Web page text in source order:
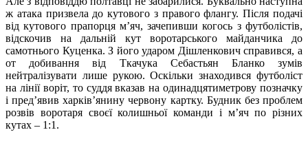
ж атака призвела до кутового з правого флангу. Після подачі
від кутового прапорця м’яч, зачепивши когось з футболістів,
відскочив на дальній кут воротарського майданчика до
самотнього Куценка. З його ударом Дішленкович справився, а
от добивання від Ткачука Себастьян Бланко зумів
нейтралізувати лише рукою. Оскільки знаходився футболіст
на лінії воріт, то суддя вказав на одинадцятиметрову позначку
і пред’явив харків’янину червону картку. Будник без проблем
розвів воротаря своєї колишньої команди і м’яч по різних
кутах – 1:1.